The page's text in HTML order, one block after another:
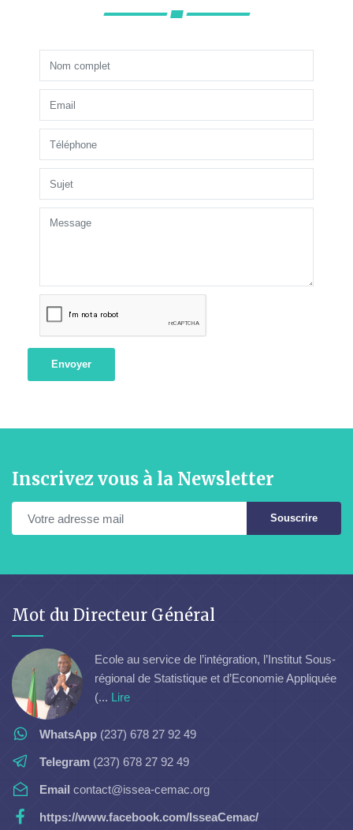
Envoyer
Inscrivez vous à la Newsletter
Souscrire
Mot du Directeur Général
Ecole au service de l’intégration, l’Institut Sous-
régional de Statistique et d’Economie Appliquée
(... Lire
WhatsApp (237) 678 27 92 49
Telegram (237) 678 27 92 49
Email contact@issea-cemac.org
https://www.facebook.com/IsseaCemac/